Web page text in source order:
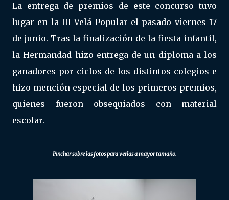
La entrega de premios de este concurso tuvo
lugar en la III Velá Popular el pasado viernes 17
de junio. Tras la finalización de la fiesta infantil,
la Hermandad hizo entrega de un diploma a los
ganadores por ciclos de los distintos colegios e
hizo mención especial de los primeros premios,
quienes fueron obsequiados con material
escolar.
Pinchar sobre las fotos para verlas a mayor tamaño.